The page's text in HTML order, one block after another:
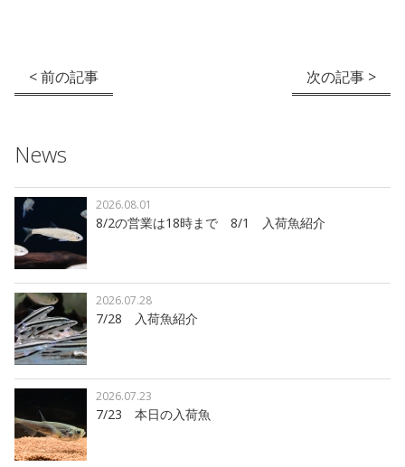
< 前の記事 次の記事 >
News
8/2の営業は18時まで 8/1 入荷魚紹介
2026.08.01
7/28 入荷魚紹介
2026.07.28
7/23 本日の入荷魚
2026.07.23